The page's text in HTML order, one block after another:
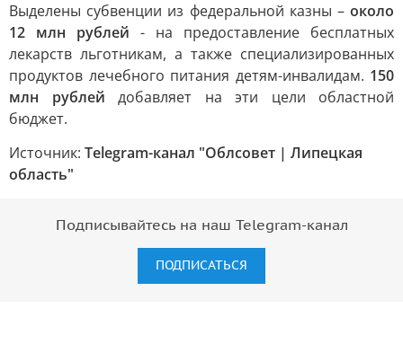
Выделены субвенции из федеральной казны – около
12 млн рублей - на предоставление бесплатных
лекарств льготникам, а также специализированных
продуктов лечебного питания детям-инвалидам. 150
млн рублей добавляет на эти цели областной
бюджет.
Источник: Telegram-канал "Облсовет | Липецкая
область"
Подписывайтесь на наш Telegram-канал
ПОДПИСАТЬСЯ